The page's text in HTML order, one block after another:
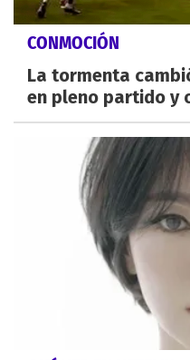
CONMOCIÓN
La tormenta
en pleno partido y